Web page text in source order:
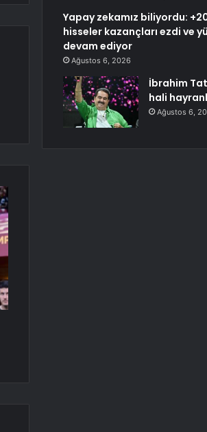
Yapay zekamız biliyordu:
hisseler kazançları ezdi ve
devam ediyor
Ağustos 6, 2026
İbrahim
hali
Ağustos 6,